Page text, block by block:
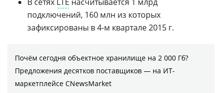
подключений, 160 млн из которых
зафиксированы в 4-м квартале 2015 г.
Почём сегодня объектное хранилище на 2 000 Гб?
Предложения десятков поставщиков ― на ИТ-
маркетплейсе CNewsMarket